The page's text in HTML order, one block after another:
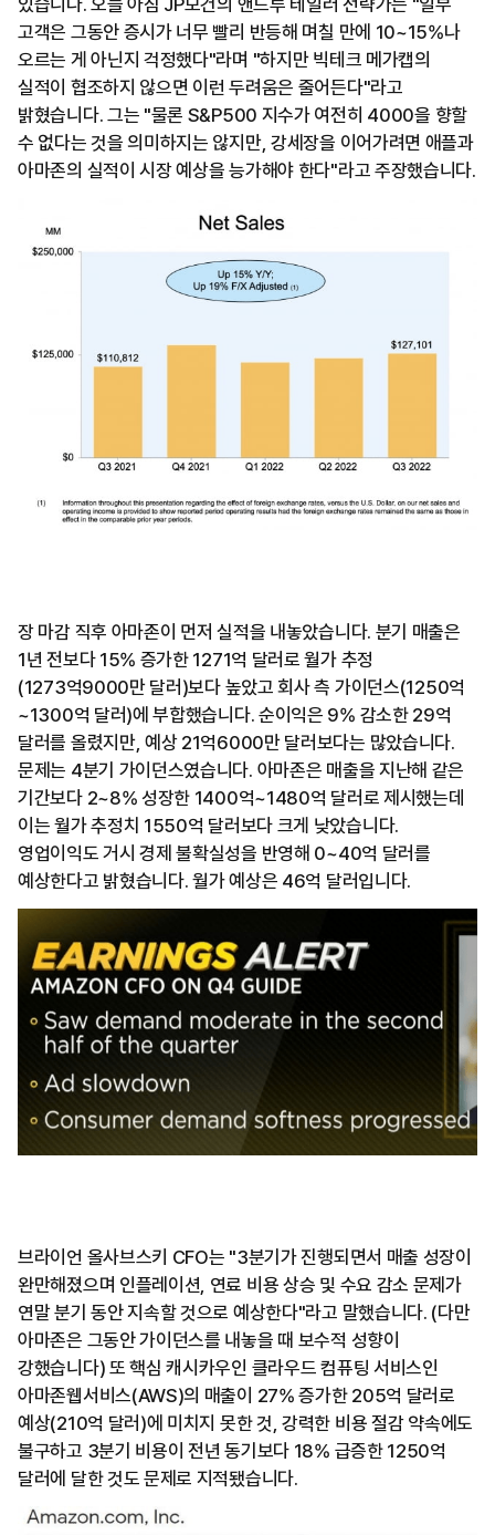
있습니다. 오늘 아침 JP모건의 앤드루 테일러 전략가는 "일부
고객은 그동안 증시가 너무 빨리 반등해 며칠 만에 10~15%나
오르는 게 아닌지 걱정했다"라며 "하지만 빅테크 메가캡의
실적이 협조하지 않으면 이런 두려움은 줄어든다"라고
밝혔습니다. 그는 "물론 S&P500 지수가 여전히 4000을 향할
수 없다는 것을 의미하지는 않지만, 강세장을 이어가려면 애플과
아마존의 실적이 시장 예상을 능가해야 한다"라고 주장했습니다.
장 마감 직후 아마존이 먼저 실적을 내놓았습니다. 분기 매출은
1년 전보다 15% 증가한 1271억 달러로 월가 추정
(1273억9000만 달러)보다 높았고 회사 측 가이던스(1250억
~1300억 달러)에 부합했습니다. 순이익은 9% 감소한 29억
달러를 올렸지만, 예상 21억6000만 달러보다는 많았습니다.
문제는 4분기 가이던스였습니다. 아마존은 매출을 지난해 같은
기간보다 2~8% 성장한 1400억~1480억 달러로 제시했는데
이는 월가 추정치 1550억 달러보다 크게 낮았습니다.
영업이익도 거시 경제 불확실성을 반영해 0~40억 달러를
예상한다고 밝혔습니다. 월가 예상은 46억 달러입니다.
브라이언 올사브스키 CFO는 "3분기가 진행되면서 매출 성장이
완만해졌으며 인플레이션, 연료 비용 상승 및 수요 감소 문제가
연말 분기 동안 지속할 것으로 예상한다"라고 말했습니다. (다만
아마존은 그동안 가이던스를 내놓을 때 보수적 성향이
강했습니다) 또 핵심 캐시카우인 클라우드 컴퓨팅 서비스인
아마존웹서비스(AWS)의 매출이 27% 증가한 205억 달러로
예상(210억 달러)에 미치지 못한 것, 강력한 비용 절감 약속에도
불구하고 3분기 비용이 전년 동기보다 18% 급증한 1250억
달러에 달한 것도 문제로 지적됐습니다.